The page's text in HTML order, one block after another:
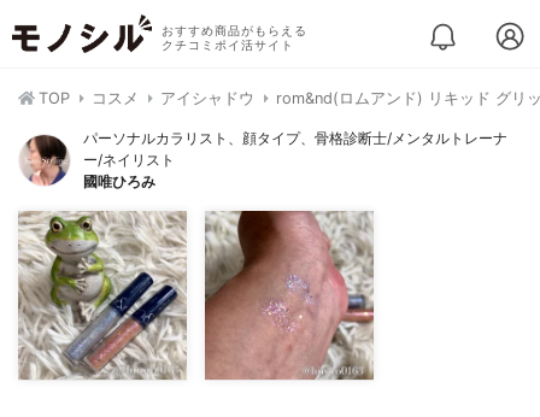
おすすめ商品がもらえる
クチコミポイ活サイト
TOP コスメ アイシャドウ rom&nd(ロムアンド) リキッド グリ
パーソナルカラリスト、顔タイプ、骨格診断士/メンタルトレーナ
ー/ネイリスト
國唯ひろみ